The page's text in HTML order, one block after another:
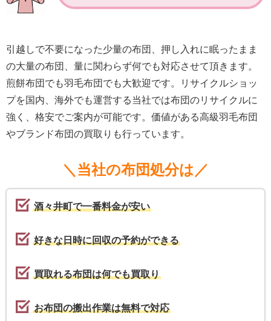
引越しで不要になった少量の布団、押し入れに眠ったまま
の大量の布団、量に関わらず何でも対応させて頂きます。
煎餅布団でも羽毛布団でも大歓迎です。リサイクルショッ
プを国内、海外でも運営する当社では布団のリサイクルに
強く、格安でご案内が可能です。価値がある高級羽毛布団
やブランド布団の買取りも行っています。
＼当社の布団処分は／
酒々井町で一番料金が安い
好きな日時に回収の予約ができる
買取れる布団は何でも買取り
お布団の搬出作業は無料で対応